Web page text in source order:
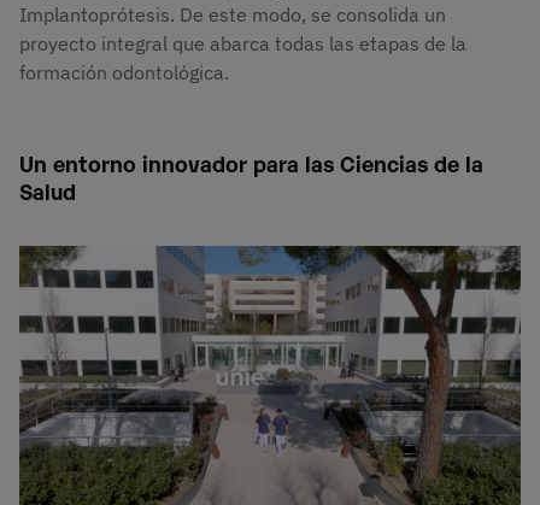
Implantoprótesis. De este modo, se consolida un
proyecto integral que abarca todas las etapas de la
formación odontológica.
Un entorno innovador para las Ciencias de la
Salud
Imagen